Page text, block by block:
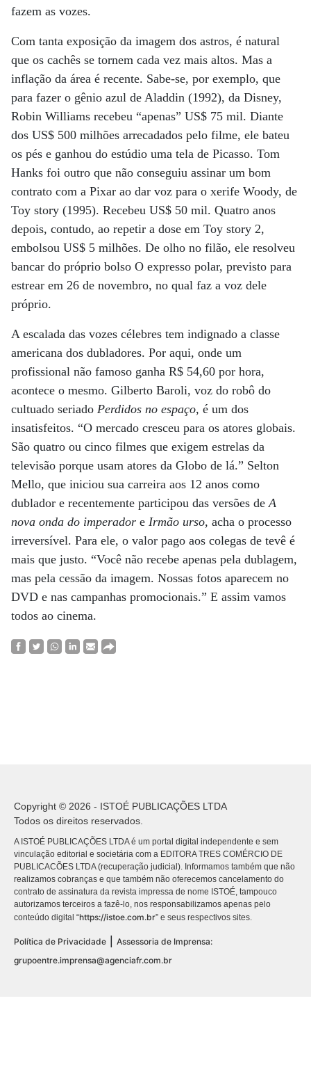
fazem as vozes.
Com tanta exposição da imagem dos astros, é natural
que os cachês se tornem cada vez mais altos. Mas a
inflação da área é recente. Sabe-se, por exemplo, que
para fazer o gênio azul de Aladdin (1992), da Disney,
Robin Williams recebeu “apenas” US$ 75 mil. Diante
dos US$ 500 milhões arrecadados pelo filme, ele bateu
os pés e ganhou do estúdio uma tela de Picasso. Tom
Hanks foi outro que não conseguiu assinar um bom
contrato com a Pixar ao dar voz para o xerife Woody, de
Toy story (1995). Recebeu US$ 50 mil. Quatro anos
depois, contudo, ao repetir a dose em Toy story 2,
embolsou US$ 5 milhões. De olho no filão, ele resolveu
bancar do próprio bolso O expresso polar, previsto para
estrear em 26 de novembro, no qual faz a voz dele
próprio.
A escalada das vozes célebres tem indignado a classe
americana dos dubladores. Por aqui, onde um
profissional não famoso ganha R$ 54,60 por hora,
acontece o mesmo. Gilberto Baroli, voz do robô do
cultuado seriado Perdidos no espaço, é um dos
insatisfeitos. “O mercado cresceu para os atores globais.
São quatro ou cinco filmes que exigem estrelas da
televisão porque usam atores da Globo de lá.” Selton
Mello, que iniciou sua carreira aos 12 anos como
dublador e recentemente participou das versões deA
nova onda do imperador e Irmão urso, acha o processo
irreversível. Para ele, o valor pago aos colegas de tevê é
mais que justo. “Você não recebe apenas pela dublagem,
mas pela cessão da imagem. Nossas fotos aparecem no
DVD e nas campanhas promocionais.” E assim vamos
todos ao cinema.
Copyright © 2026 - ISTOÉ PUBLICAÇÕES LTDA
Todos os direitos reservados.
A ISTOÉ PUBLICAÇÕES LTDA é um portal digital independente e sem
vinculação editorial e societária com a EDITORA TRES COMÉRCIO DE
PUBLICACÕES LTDA (recuperação judicial). Informamos também que não
realizamos cobranças e que também não oferecemos cancelamento do
contrato de assinatura da revista impressa de nome ISTOÉ, tampouco
autorizamos terceiros a fazê-lo, nos responsabilizamos apenas pelo
conteúdo digital “https://istoe.com.br” e seus respectivos sites.
Política de Privacidade
Assessoria de Imprensa:
grupoentre.imprensa@agenciafr.com.br